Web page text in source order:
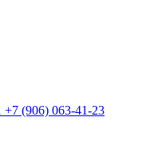
+7 (906) 063-41-23